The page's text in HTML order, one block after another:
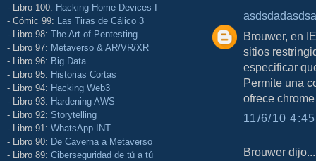
- Libro 100: Hacking Home Devices I
- Cómic 99:
Las Tiras de Cálico 3
- Libro 98: The Art of Pentesting
- Libro 97: Metaverso & AR/VR/XR
- Libro 96: Big Data
- Libro 95: Historias Cortas
- Libro 94: Hacking Web3
- Libro 93: Hardening AWS
- Libro 92: Storytelling
- Libro 91: WhatsApp INT
- Libro 90: De Caverna a Metaverso
- Libro 89: Ciberseguridad de tú a tú
Brouwer, en
sitios
especificar
Permite una
ofrece chrome
11/6/10
Brouwer dijo...